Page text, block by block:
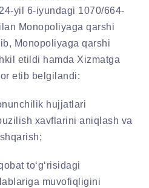
yil 6-iyundagi 1070/664-
Monopoliyaga qarshi
Monopoliyaga qarshi
etildi hamda Xizmatga
etib belgilandi:
hujjatlari
xavflarini aniqlash va
to‘g‘risidagi
muvofiqligini